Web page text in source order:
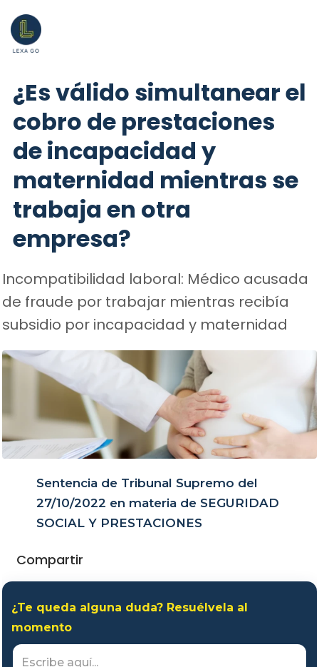
¿Es válido simultanear el
cobro de prestaciones
de incapacidad y
maternidad mientras se
trabaja en otra
empresa?
Incompatibilidad laboral: Médico acusada
de fraude por trabajar mientras recibía
subsidio por incapacidad y maternidad
Sentencia de Tribunal Supremo del
27/10/2022 en materia de SEGURIDAD
SOCIAL Y PRESTACIONES
Compartir
¿Te queda alguna duda? Resuélvela al
momento